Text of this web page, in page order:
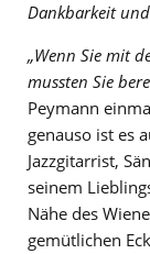
Dankbarkeit
„Wenn Sie mit
mussten Sie
Peymann
genauso ist es
Jazzgitarrist,
seinem
Nähe des
gemütlichen